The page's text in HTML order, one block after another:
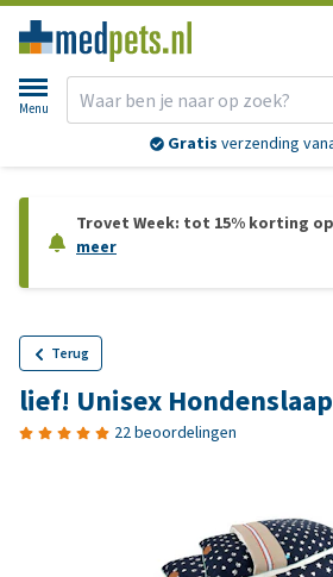
Menu
Gratis verzending
Trovet Week: tot 15% korting
meer
Terug
lief! Unisex
22 beoordelingen